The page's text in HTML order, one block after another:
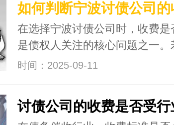
在选择宁波讨债公司时，收费是
是债权人关注的核心问题之一
时间：2025-09-11